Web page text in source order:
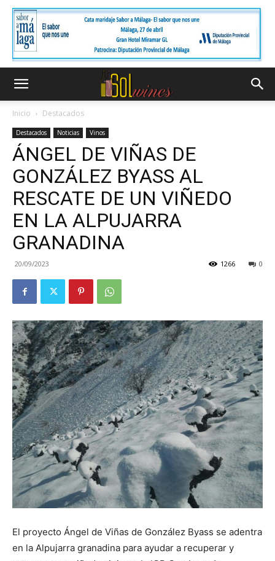
Inicio Destacados
Destacados Noticias Vinos
ÁNGEL DE VIÑAS DE
GONZÁLEZ BYASS AL
RESCATE DE UN VIÑEDO
EN LA ALPUJARRA
GRANADINA
20/09/2023 0
1266
El proyecto Ángel de Viñas de González Byass se adentra
en la Alpujarra granadina para ayudar a recuperar y